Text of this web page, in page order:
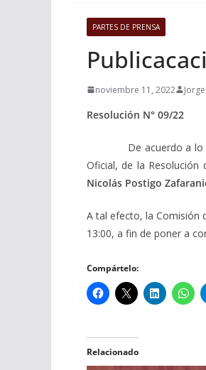
PARTES DE PRENSA
noviembre 11, 2022
Resolución N° 09/22
De acuerdo a lo
Oficial, de la Resolución
Nicolás Postigo
A tal efecto, la Comisión
13:00, a fin de poner a
Compártelo:
Relacionado